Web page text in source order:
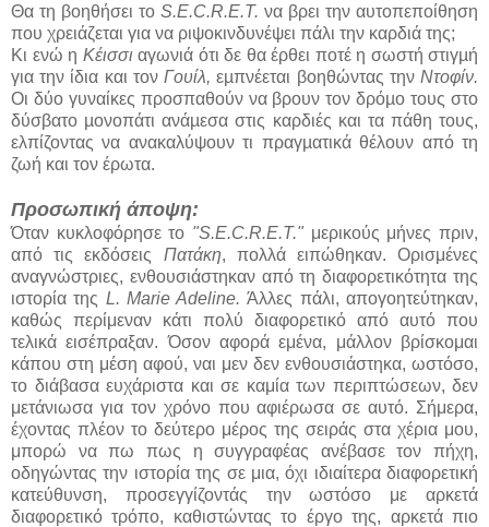
Θα τη βοηθήσει το S.E.C.R.E.T. να βρει την αυτοπεποίθηση
που χρειάζεται για να ριψοκινδυνέψει πάλι την καρδιά της;
Κι ενώ η Κέισσιαγωνιά ότι δε θα έρθει ποτέ η σωστή στιγµή
για την ίδια και τονΓουίλ, εµπνέεται βοηθώντας τηνΝτοφίν.
Οι δύο γυναίκες προσπαθούν να βρουν τον δρόµο τους στο
δύσβατο µονοπάτι ανάµεσα στις καρδιές και τα πάθη τους,
ελπίζοντας να ανακαλύψουν τι πραγµατικά θέλουν από τη
ζωή και τον έρωτα.
Προσωπική άποψη:
Όταν κυκλοφόρησε το "S.E.C.R.E.T." μερικούς μήνες πριν,
από τις εκδόσεις Πατάκη, πολλά ειπώθηκαν. Ορισμένες
αναγνώστριες, ενθουσιάστηκαν από τη διαφορετικότητα της
ιστορία της L. Marie Adeline. Άλλες πάλι, απογοητεύτηκαν,
καθώς περίμεναν κάτι πολύ διαφορετικό από αυτό που
τελικά εισέπραξαν. Όσον αφορά εμένα, μάλλον βρίσκομαι
κάπου στη μέση αφού, ναι μεν δεν ενθουσιάστηκα, ωστόσο,
το διάβασα ευχάριστα και σε καμία των περιπτώσεων, δεν
μετάνιωσα για τον χρόνο που αφιέρωσα σε αυτό. Σήμερα,
έχοντας πλέον το δεύτερο μέρος της σειράς στα χέρια μου,
μπορώ να πω πως η συγγραφέας ανέβασε τον πήχη,
οδηγώντας την ιστορία της σε μια, όχι ιδιαίτερα διαφορετική
κατεύθυνση, προσεγγίζοντάς την ωστόσο με αρκετά
διαφορετικό τρόπο, καθιστώντας το έργο της, αρκετά πιο